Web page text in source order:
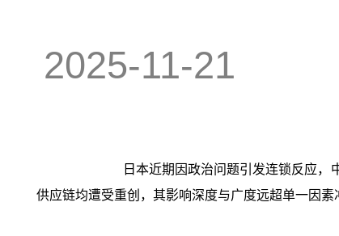
2025-11-21
日本近期因政治问题引发连锁反应，
供应链均遭受重创，其影响深度与广度远超单一因素